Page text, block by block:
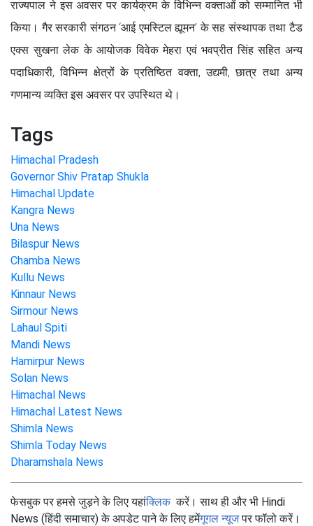
राज्यपाल ने इस अवसर पर कार्यक्रम के विभिन्न वक्ताओं को सम्मानित भी
किया। गैर सरकारी संगठन ‘आई एमस्टिल ह्यूमन’ के सह संस्थापक तथा टैड
एक्स सुखना लेक के आयोजक विवेक मेहरा एवं भवप्रीत सिंह सहित अन्य
पदाधिकारी, विभिन्न क्षेत्रों के प्रतिष्ठित वक्ता, उद्यमी, छात्र तथा अन्य
गणमान्य व्यक्ति इस अवसर पर उपस्थित थे।
Tags
Himachal Pradesh
Governor Shiv Pratap Shukla
Himachal Update
Kangra News
Una News
Bilaspur News
Chamba News
Kullu News
Kinnaur News
Sirmour News
Lahaul Spiti
Mandi News
Hamirpur News
Solan News
Himachal News
Himachal Latest News
Shimla News
Shimla Today News
Dharamshala News
फेसबुक पर हमसे जुड़ने के लिए यहांक्लिककरें। साथ ही और भी Hindi
News (हिंदी समाचार) के अपडेट पाने के लिए हमेंगूगल न्यूजपर फॉलो करें।